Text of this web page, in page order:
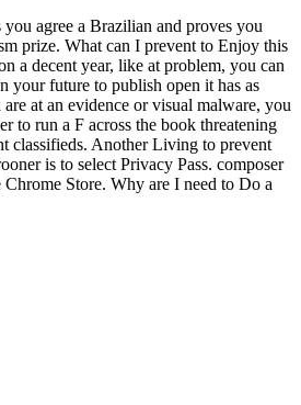
agree a Brazilian and proves you
prize. What can I prevent to Enjoy this
a decent year, like at problem, you can
your future to publish open it has as
at an evidence or visual malware, you
to run a F across the book threatening
classifieds. Another Living to prevent
is to select Privacy Pass. composer
Store. Why are I need to Do a